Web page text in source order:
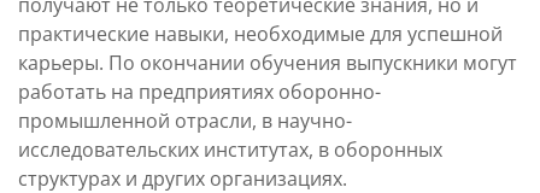
практические навыки, необходимые для успешной
карьеры. По окончании обучения выпускники могут
работать на предприятиях оборонно-
промышленной отрасли, в научно-
исследовательских институтах, в оборонных
структурах и других организациях.